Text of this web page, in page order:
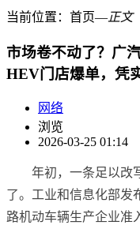
当前位置： 首页―正文
市场卷不动了？广
HEV门店爆单，凭
网络
浏览
2026-03-25 01:14
年初，一条足以改
了。工业和信息化部发
路机动车辆生产企业准